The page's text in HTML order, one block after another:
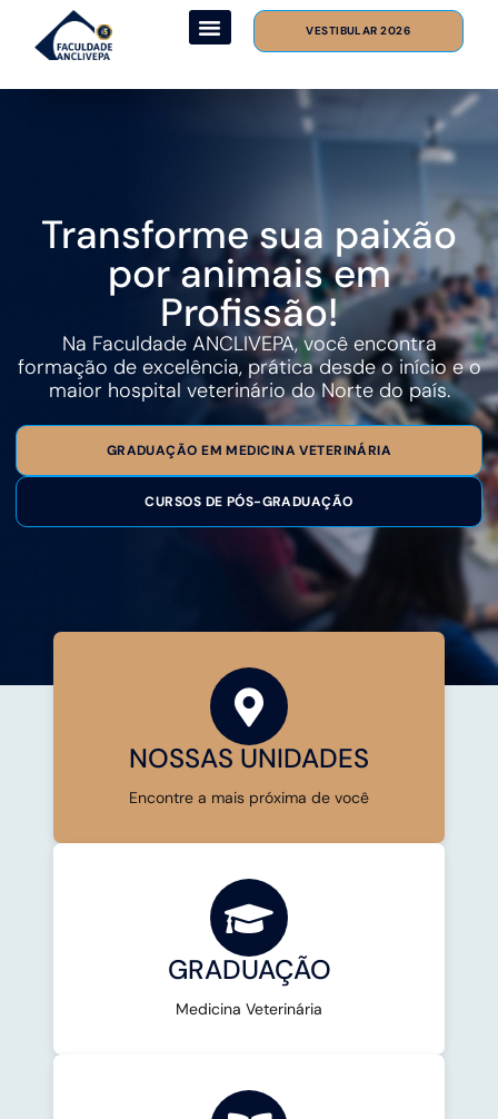
VESTIBULAR 2026
Transforme sua paixão
por animais em
Profissão!
Na Faculdade ANCLIVEPA, você encontra
formação de excelência, prática desde o início e o
maior hospital veterinário do Norte do país.
GRADUAÇÃO EM MEDICINA VETERINÁRIA
CURSOS DE PÓS-GRADUAÇÃO
NOSSAS UNIDADES
Encontre a mais próxima de você
GRADUAÇÃO
Medicina Veterinária